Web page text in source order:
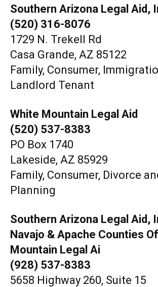
Southern Arizona Legal Aid,
(520) 316-8076
1729 N. Trekell Rd
Casa Grande, AZ 85122
Family, Consumer,
Landlord Tenant
White Mountain Legal Aid
(520) 537-8383
PO Box 1740
Lakeside, AZ 85929
Family, Consumer, Divorce
Planning
Southern Arizona Legal Aid,
Navajo & Apache Counties
Mountain Legal Ai
(928) 537-8383
5658 Highway 260, Suite 15